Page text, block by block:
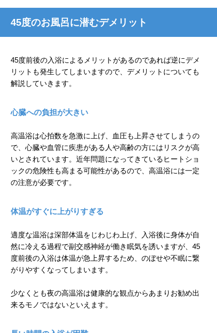
45度のお風呂に潜むデメリット
45度前後の入浴によるメリットがあるのであれば逆にデメ
リットも発生してしまいますので、デメリットについても
解説していきます。
心臓への負担が大きい
高温浴は心拍数を急激に上げ、血圧も上昇させてしまうの
で、心臓や血管に疾患がある人や高齢の方にはリスクが高
いとされています。近年問題になってきているヒートショ
ックの危険性も高まる可能性があるので、高温浴には一定
の注意が必要です。
体温がすぐに上がりすぎる
適度な温浴は深部体温をじわじわ上げ、入浴後に身体が自
然に冷える過程で副交感神経が働き眠気を誘いますが、45
度前後の入浴は体温が急上昇するため、のぼせや不眠に繋
がりやすくなってしまいます。
少なくとも夜の高温浴は健康的な観点からあまりお勧め出
来るモノではないといえます。